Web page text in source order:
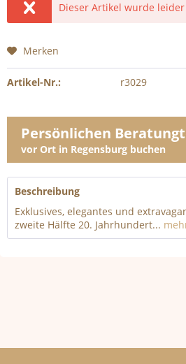
Dieser Artikel wurde
Merken
Artikel-Nr.: r3029
Persönlichen
vor Ort in Regensburg buchen
Beschreibung
Exklusives, elegantes und
zweite Hälfte 20. Jahrhundert...